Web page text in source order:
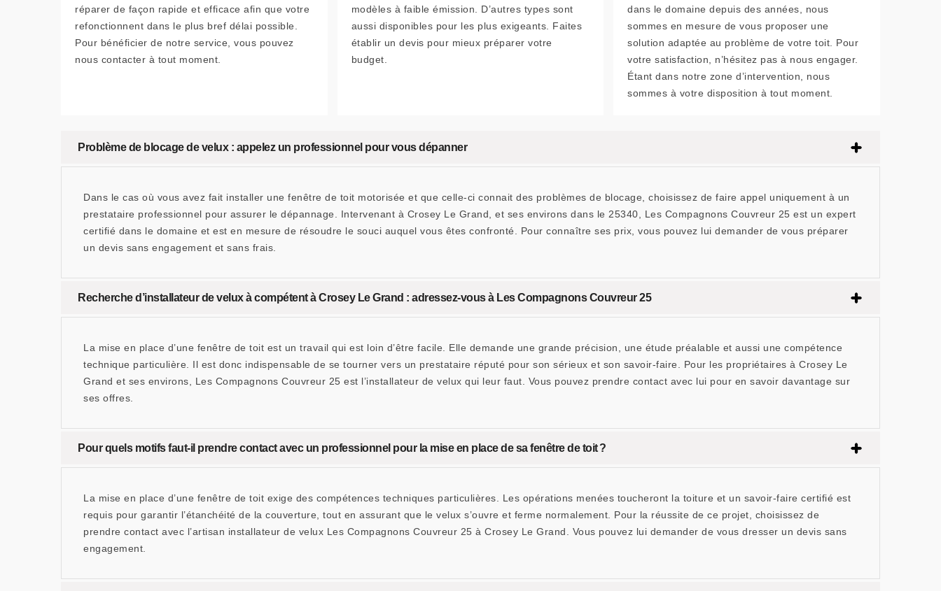
réparer de façon rapide et efficace afin que votre
refonctionnent dans le plus bref délai possible.
Pour bénéficier de notre service, vous pouvez
nous contacter à tout moment.
modèles à faible émission. D’autres types sont
aussi disponibles pour les plus exigeants. Faites
établir un devis pour mieux préparer votre
budget.
dans le domaine depuis des années, nous
sommes en mesure de vous proposer une
solution adaptée au problème de votre toit. Pour
votre satisfaction, n’hésitez pas à nous engager.
Étant dans notre zone d’intervention, nous
sommes à votre disposition à tout moment.
Problème de blocage de velux : appelez un professionnel pour vous dépanner
Dans le cas où vous avez fait installer une fenêtre de toit motorisée et que celle-ci connait des problèmes de blocage, choisissez de faire appel uniquement à un
prestataire professionnel pour assurer le dépannage. Intervenant à Crosey Le Grand, et ses environs dans le 25340, Les Compagnons Couvreur 25 est un expert
certifié dans le domaine et est en mesure de résoudre le souci auquel vous êtes confronté. Pour connaître ses prix, vous pouvez lui demander de vous préparer
un devis sans engagement et sans frais.
Recherche d’installateur de velux à compétent à Crosey Le Grand : adressez-vous à Les Compagnons Couvreur 25
La mise en place d’une fenêtre de toit est un travail qui est loin d’être facile. Elle demande une grande précision, une étude préalable et aussi une compétence
technique particulière. Il est donc indispensable de se tourner vers un prestataire réputé pour son sérieux et son savoir-faire. Pour les propriétaires à Crosey Le
Grand et ses environs, Les Compagnons Couvreur 25 est l’installateur de velux qui leur faut. Vous pouvez prendre contact avec lui pour en savoir davantage sur
ses offres.
Pour quels motifs faut-il prendre contact avec un professionnel pour la mise en place de sa fenêtre de toit ?
La mise en place d’une fenêtre de toit exige des compétences techniques particulières. Les opérations menées toucheront la toiture et un savoir-faire certifié est
requis pour garantir l’étanchéité de la couverture, tout en assurant que le velux s’ouvre et ferme normalement. Pour la réussite de ce projet, choisissez de
prendre contact avec l’artisan installateur de velux Les Compagnons Couvreur 25 à Crosey Le Grand. Vous pouvez lui demander de vous dresser un devis sans
engagement.